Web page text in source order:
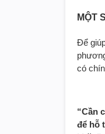
MỘT
Để
có
“Cần
để hỗ